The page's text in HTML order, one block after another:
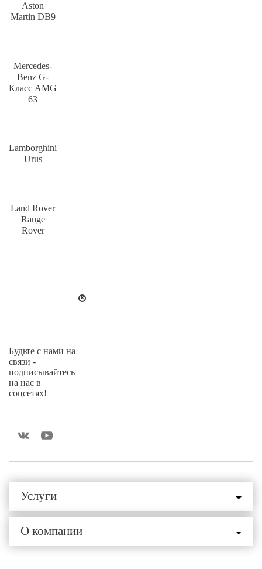
Aston
Martin DB9
Mercedes-
Benz G-
Класс AMG
63
Lamborghini
Urus
Land Rover
Range
Rover
Будьте с нами на
связи -
подписывайтесь
на нас в
соцсетях!
Услуги
О компании